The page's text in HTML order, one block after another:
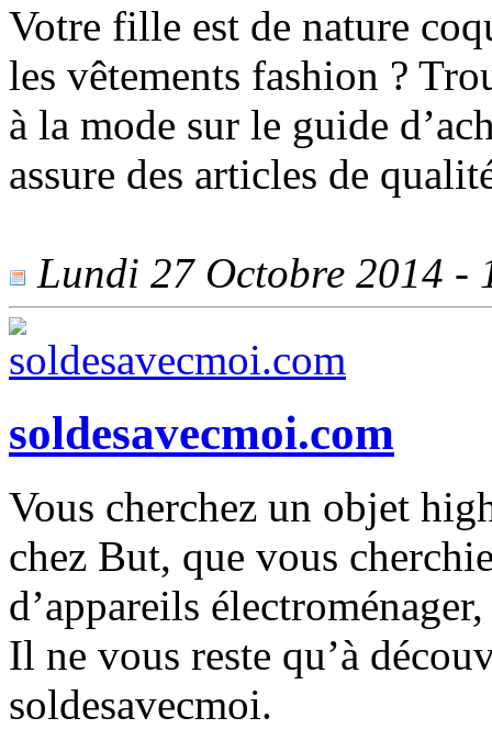
Votre fille est de nature
les vêtements fashion ?
à la mode sur le guide
assure des articles de
Lundi 27 Octobre 2014 -
soldesavecmoi.com
Vous cherchez un objet
chez But, que vous
d’appareils
Il ne vous reste qu’à
soldesavecmoi.